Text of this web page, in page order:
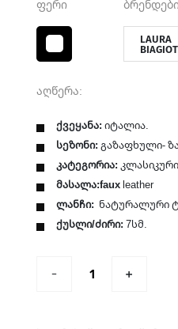
ფერი
LAURA
აღწერა:
ქვეყანა: იტალია.
სეზონი: გაზაფხული-
კატეგორია: კლასიკური
მასალა:fauxleather
ლანჩი: ნატურალური
ქუსლი/ძირი: 7სმ.